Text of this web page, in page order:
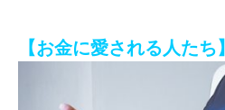
【お金に愛される人たち】